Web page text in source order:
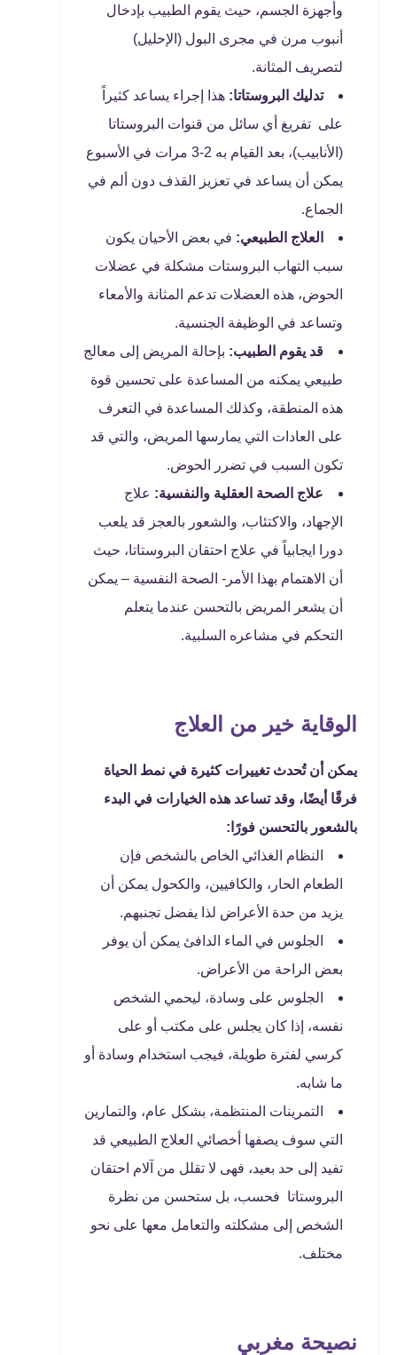
وأجهزة الجسم، حيث يقوم الطبيب بإدخال
أنبوب مرن في مجرى البول (الإحليل)
لتصريف المثانة.
تدليك البروستاتا: هذا إجراء يساعد كثيراً
على تفريغ أي سائل من قنوات البروستاتا
(الأنابيب)، بعد القيام به 2-3 مرات في الأسبوع
يمكن أن يساعد في تعزيز القذف دون ألم في
الجماع.
العلاج الطبيعي: في بعض الأحيان يكون
سبب التهاب البروستات مشكلة في عضلات
الحوض، هذه العضلات تدعم المثانة والأمعاء
وتساعد في الوظيفة الجنسية.
قد يقوم الطبيب: بإحالة المريض إلى معالج
طبيعي يمكنه من المساعدة على تحسين قوة
هذه المنطقة، وكذلك المساعدة في التعرف
على العادات التي يمارسها المريض، والتي قد
تكون السبب في تضرر الحوض.
علاج الصحة العقلية والنفسية: علاج
الإجهاد، والاكتئاب، والشعور بالعجز قد يلعب
دورا ايجابياً في علاج احتقان البروستاتا، حيث
أن الاهتمام بهذا الأمر- الصحة النفسية – يمكن
أن يشعر المريض بالتحسن عندما يتعلم
التحكم في مشاعره السلبية.
الوقاية خير من العلاج
يمكن أن تُحدث تغييرات كثيرة في نمط الحياة
فرقًا أيضًا، وقد تساعد هذه الخيارات في البدء
بالشعور بالتحسن فورًا:
النظام الغذائي الخاص بالشخص فإن
الطعام الحار، والكافيين، والكحول يمكن أن
يزيد من حدة الأعراض لذا يفضل تجنبهم.
الجلوس في الماء الدافئ يمكن أن يوفر
بعض الراحة من الأعراض.
الجلوس على وسادة، ليحمي الشخص
نفسه، إذا كان يجلس على مكتب أو على
كرسي لفترة طويلة، فيجب استخدام وسادة أو
ما شابه.
التمرينات المنتظمة، بشكل عام، والتمارين
التي سوف يصفها أخصائي العلاج الطبيعي قد
تفيد إلى حد بعيد، فهى لا تقلل من آلام احتقان
البروستاتا فحسب، بل ستحسن من نظرة
الشخص إلى مشكلته والتعامل معها على نحو
مختلف.
نصيحة مغربي